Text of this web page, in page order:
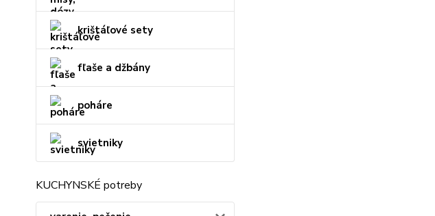
krištáľové sety
fľaše a džbány
poháre
svietniky
KUCHYNSKÉ potreby